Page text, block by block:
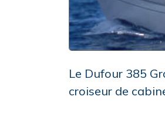
Le Dufour 385
croiseur de